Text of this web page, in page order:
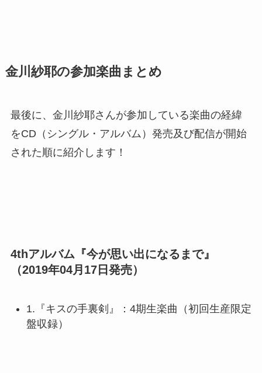
金川紗耶の参加楽曲まとめ
最後に、金川紗耶さんが参加している楽曲の経緯
をCD（シングル・アルバム）発売及び配信が開始
された順に紹介します！
4thアルバム『今が思い出になるまで』
（2019年04月17日発売）
1.『キスの手裏剣』：4期生楽曲（初回生産限定
盤収録）